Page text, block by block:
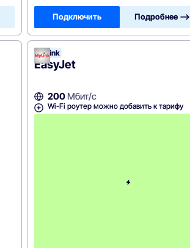
Подключить Подробнее —>
Mylink
EasyJet
200 Мбит/с
Wi-Fi роутер можно добавить к тарифу